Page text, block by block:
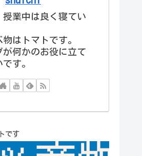
授業中は良く寝てい
はトマトです。
が何かのお役に立て
す。
です